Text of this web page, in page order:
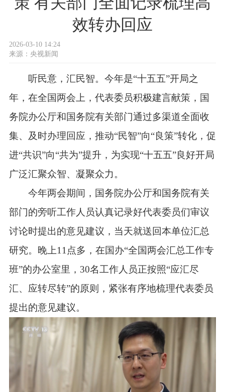
效转办回应
2026-03-10 14:24
来源： 央视新闻
听民意，汇民智。今年是“十五五”开局之
年，在全国两会上，代表委员积极建言献策，国
务院办公厅和国务院有关部门通过多渠道全面收
集、及时办理回应，推动“民智”向“良策”转化，促
进“共识”向“共为”提升，为实现“十五五”良好开局
广泛汇聚众智、凝聚众力。
今年两会期间，国务院办公厅和国务院有关
部门的旁听工作人员认真记录好代表委员们审议
讨论时提出的意见建议，当天就送回本单位汇总
研究。晚上11点多，在国办“全国两会汇总工作专
班”的办公室里，30名工作人员正按照“应汇尽
汇、应转尽转”的原则，紧张有序地梳理代表委员
提出的意见建议。